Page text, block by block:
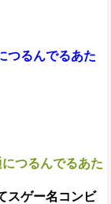
つるんでるあた
つるんでるあた
スゲー名コンビ